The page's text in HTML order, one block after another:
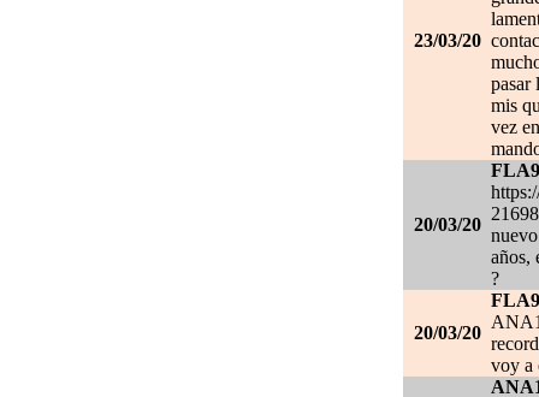
23/03/20
pasar
mis
vez
20/03/20
años,
?
20/03/20
voy a